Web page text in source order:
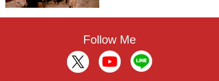
Follow Me